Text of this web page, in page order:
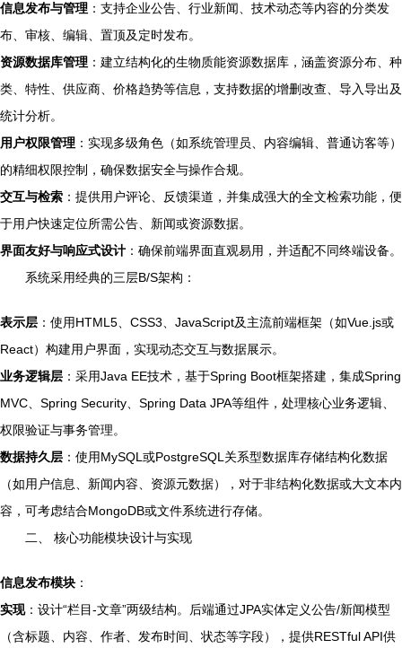
信息发布与管理 ：支持企业公告、行业新闻、技术动态等内容的分类发
布、审核、编辑、置顶及定时发布。
资源数据库管理 ：建立结构化的生物质能资源数据库，涵盖资源分布、种
类、特性、供应商、价格趋势等信息，支持数据的增删改查、导入导出及
统计分析。
用户权限管理 ：实现多级角色（如系统管理员、内容编辑、普通访客等）
的精细权限控制，确保数据安全与操作合规。
交互与检索 ：提供用户评论、反馈渠道，并集成强大的全文检索功能，便
于用户快速定位所需公告、新闻或资源数据。
界面友好与响应式设计 ：确保前端界面直观易用，并适配不同终端设备。
系统采用经典的三层B/S架构：
表示层 ：使用HTML5、CSS3、JavaScript及主流前端框架（如Vue.js或
React）构建用户界面，实现动态交互与数据展示。
业务逻辑层 ：采用Java EE技术，基于Spring Boot框架搭建，集成Spring
MVC、Spring Security、Spring Data JPA等组件，处理核心业务逻辑、
权限验证与事务管理。
数据持久层 ：使用MySQL或PostgreSQL关系型数据库存储结构化数据
（如用户信息、新闻内容、资源元数据），对于非结构化数据或大文本内
容，可考虑结合MongoDB或文件系统进行存储。
二、 核心功能模块设计与实现
信息发布模块 ：
实现：设计“栏目-文章”两级结构。后端通过JPA实体定义公告/新闻模型
（含标题、内容、作者、发布时间、状态等字段），提供RESTful API供